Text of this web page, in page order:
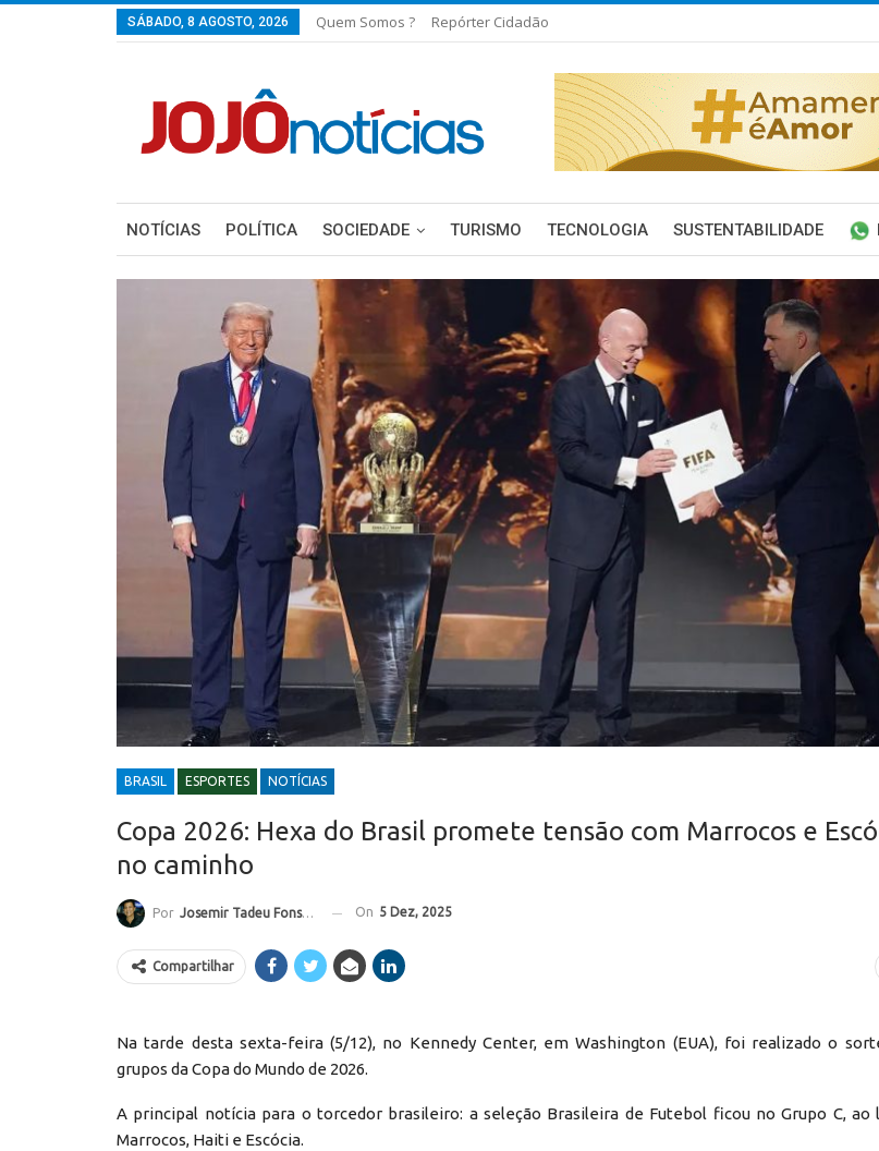
SÁBADO, 8 AGOSTO, 2026 Quem Somos ? Repórter Cidadão
NOTÍCIAS POLÍTICA SOCIEDADE TURISMO TECNOLOGIA SUSTENTABILIDADE
BRASIL ESPORTES NOTÍCIAS
Copa 2026: Hexa do Brasil promete tensão com Marrocos e
no caminho
Por Josemir Tadeu Fonseca On 5 Dez, 2025
Compartilhar
Na tarde desta sexta-feira (5/12), no Kennedy Center, em Washington (EUA), foi realizado o
grupos da Copa do Mundo de 2026.
A principal notícia para o torcedor brasileiro: a seleção Brasileira de Futebol ficou no Grupo C, ao
Marrocos, Haiti e Escócia.